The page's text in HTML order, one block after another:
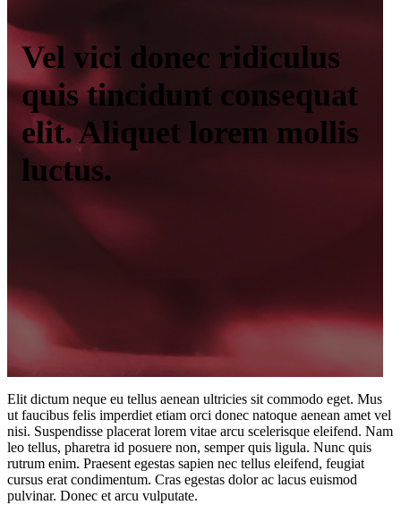
Vel vici donec ridiculus
quis tincidunt consequat
elit. Aliquet lorem mollis
luctus.
Elit dictum neque eu tellus aenean ultricies sit commodo eget. Mus
ut faucibus felis imperdiet etiam orci donec natoque aenean amet vel
nisi. Suspendisse placerat lorem vitae arcu scelerisque eleifend. Nam
leo tellus, pharetra id posuere non, semper quis ligula. Nunc quis
rutrum enim. Praesent egestas sapien nec tellus eleifend, feugiat
cursus erat condimentum. Cras egestas dolor ac lacus euismod
pulvinar. Donec et arcu vulputate.